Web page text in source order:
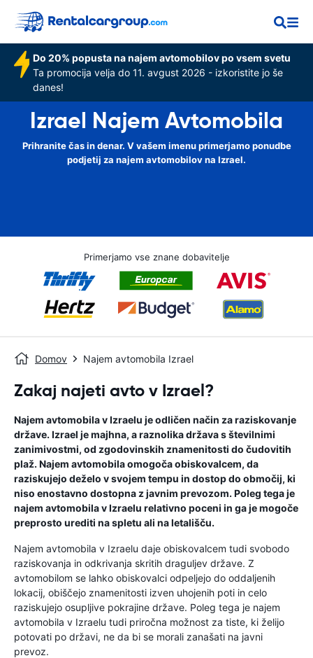
Do 20% popusta na najem avtomobilov po vsem svetu
Ta promocija velja do 11. avgust 2026 - izkoristite jo še
danes!
Izrael Najem Avtomobila
Prihranite čas in denar. V vašem imenu primerjamo ponudbe
podjetij za najem avtomobilov na Izrael.
Primerjamo vse znane dobavitelje
Domov Najem avtomobila Izrael
Zakaj najeti avto v Izrael?
Najem avtomobila v Izraelu je odličen način za raziskovanje
države. Izrael je majhna, a raznolika država s številnimi
zanimivostmi, od zgodovinskih znamenitosti do čudovitih
plaž. Najem avtomobila omogoča obiskovalcem, da
raziskujejo deželo v svojem tempu in dostop do območij, ki
niso enostavno dostopna z javnim prevozom. Poleg tega je
najem avtomobila v Izraelu relativno poceni in ga je mogoče
preprosto urediti na spletu ali na letališču.
Najem avtomobila v Izraelu daje obiskovalcem tudi svobodo
raziskovanja in odkrivanja skritih draguljev države. Z
avtomobilom se lahko obiskovalci odpeljejo do oddaljenih
lokacij, obiščejo znamenitosti izven uhojenih poti in celo
raziskujejo osupljive pokrajine države. Poleg tega je najem
avtomobila v Izraelu tudi priročna možnost za tiste, ki želijo
potovati po državi, ne da bi se morali zanašati na javni
prevoz.